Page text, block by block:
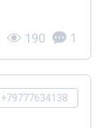
190 1
+79777634138